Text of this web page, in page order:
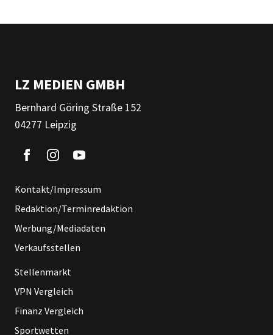
LZ MEDIEN GMBH
Bernhard Göring Straße 152
04277 Leipzig
Kontakt/Impressum
Redaktion/Terminredaktion
Werbung/Mediadaten
Verkaufsstellen
Stellenmarkt
VPN Vergleich
Finanz Vergleich
Sportwetten